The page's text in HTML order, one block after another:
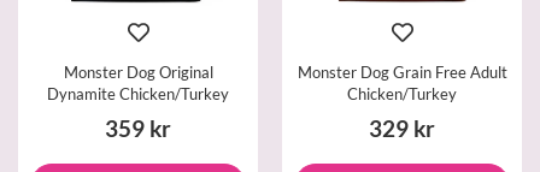
Monster Dog Original
Dynamite Chicken/Turkey
359 kr
Monster Dog Grain Free Adult
Chicken/Turkey
329 kr